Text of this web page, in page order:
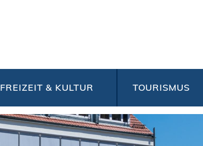
FREIZEIT & KULTUR TOURISMUS